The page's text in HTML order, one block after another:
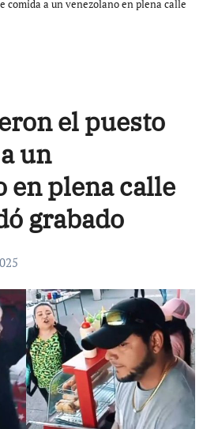
comida a un venezolano en plena calle
el puesto
un
en plena calle
grabado